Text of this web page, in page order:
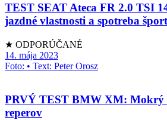
TEST SEAT Ateca FR 2.0 TSI
jazdné vlastnosti a spotreba
★ ODPORÚČANÉ
14. mája 2023
Foto: • Text: Peter Orosz
PRVÝ TEST BMW XM: Mokrý
reperov